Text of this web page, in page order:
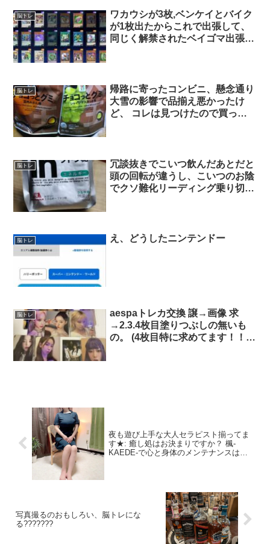
ですか(੭ ᐕ))？ 火曜日の漢字穴埋
めはコチラ⏬??‍♀
脳トレ
ワカウシが3枚,ベンケイとバイク
が1枚出たからこれで出張して、
同じく解禁されたベイゴマ出張と
ティアしたことないから全然わか
らん…アバター様のご加護は…あ
りますか？
脳トレ
帰路に寄ったコンビニ、懸念通り
大雪の影響で品揃え悪かったけ
ど、 コレは見つけたので買って
脳トレ
冗談抜きでこいつ飲んだあとだと
頭の回転が違うし、こいつのお陰
でクソ難化リーディング乗り切れ
脳トレ え、どうしたニンテンドー
脳トレ
aespaトレカ交換 譲→画像 求
→2.3.4枚目塗りつぶしの無いも
の。 (4枚目特に求めてます！！)
夜も遊び上手な大人セラピスト揃ってま
す★: 癒し処はお決まりですか？ 楓-
KAEDE-で心と身体のメンテナンスはい
写真撮るのおもしろい、脳トレにな
る???????